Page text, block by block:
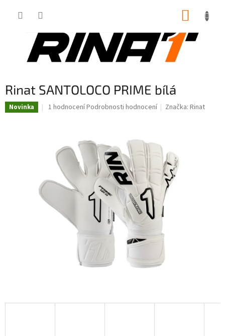
Rinat SANTOLOCO PRIME bílá
Novinka
Průměrné
hvězdiček.
1 hodnoceníPodrobnosti hodnocení Značka:Rinat